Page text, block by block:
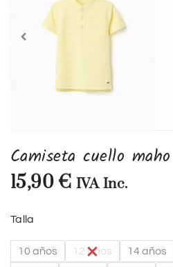
Camiseta cuello maho
15,90 € IVA Inc.
Talla
10 años 12 años 14 años